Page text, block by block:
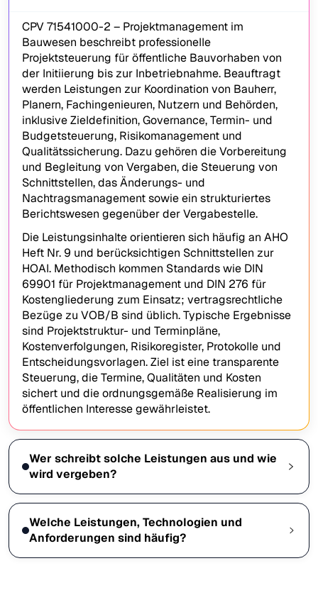
CPV 71541000-2 – Projektmanagement im
Bauwesen beschreibt professionelle
Projektsteuerung für öffentliche Bauvorhaben von
der Initiierung bis zur Inbetriebnahme. Beauftragt
werden Leistungen zur Koordination von Bauherr,
Planern, Fachingenieuren, Nutzern und Behörden,
inklusive Zieldefinition, Governance, Termin- und
Budgetsteuerung, Risikomanagement und
Qualitätssicherung. Dazu gehören die Vorbereitung
und Begleitung von Vergaben, die Steuerung von
Schnittstellen, das Änderungs- und
Nachtragsmanagement sowie ein strukturiertes
Berichtswesen gegenüber der Vergabestelle.
Die Leistungsinhalte orientieren sich häufig an AHO
Heft Nr. 9 und berücksichtigen Schnittstellen zur
HOAI. Methodisch kommen Standards wie DIN
69901 für Projektmanagement und DIN 276 für
Kostengliederung zum Einsatz; vertragsrechtliche
Bezüge zu VOB/B sind üblich. Typische Ergebnisse
sind Projektstruktur- und Terminpläne,
Kostenverfolgungen, Risikoregister, Protokolle und
Entscheidungsvorlagen. Ziel ist eine transparente
Steuerung, die Termine, Qualitäten und Kosten
sichert und die ordnungsgemäße Realisierung im
öffentlichen Interesse gewährleistet.
Wer schreibt solche Leistungen aus und wie
wird vergeben?
Welche Leistungen, Technologien und
Anforderungen sind häufig?